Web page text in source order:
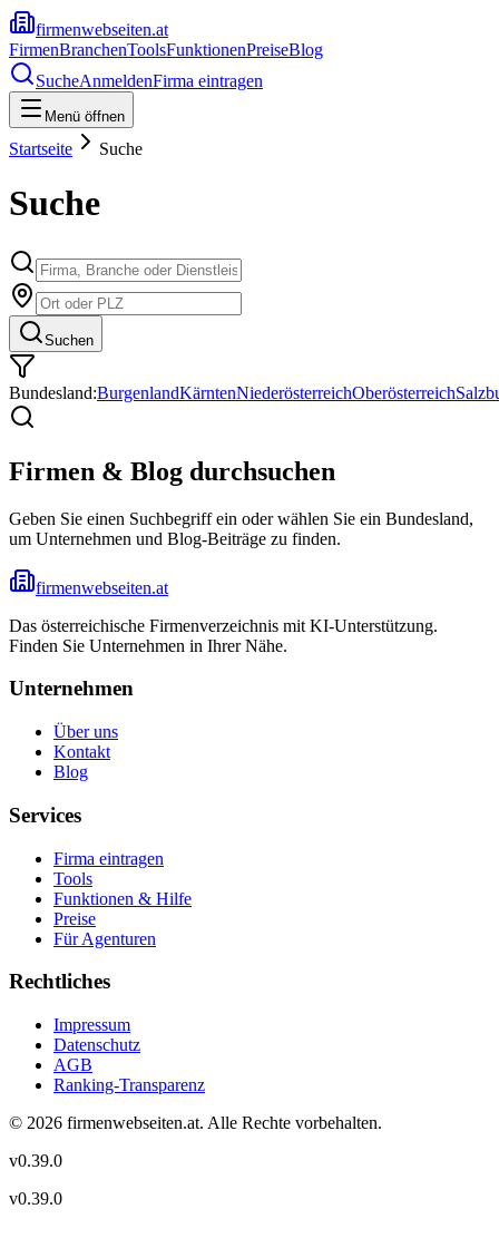
firmenwebseiten.at
FirmenBranchenToolsFunktionenPreiseBlog
SucheAnmeldenFirma eintragen
Menü öffnen
Startseite Suche
Suche
Suchen
Bundesland:BurgenlandKärntenNiederösterreichOberösterreich
Firmen & Blog durchsuchen
Geben Sie einen Suchbegriff ein oder wählen Sie ein Bundesland,
um Unternehmen und Blog-Beiträge zu finden.
firmenwebseiten.at
Das österreichische Firmenverzeichnis mit KI-Unterstützung.
Finden Sie Unternehmen in Ihrer Nähe.
Unternehmen
Über uns
Kontakt
Blog
Services
Firma eintragen
Tools
Funktionen & Hilfe
Preise
Für Agenturen
Rechtliches
Impressum
Datenschutz
AGB
Ranking-Transparenz
© 2026 firmenwebseiten.at. Alle Rechte vorbehalten.
v0.39.0
v0.39.0